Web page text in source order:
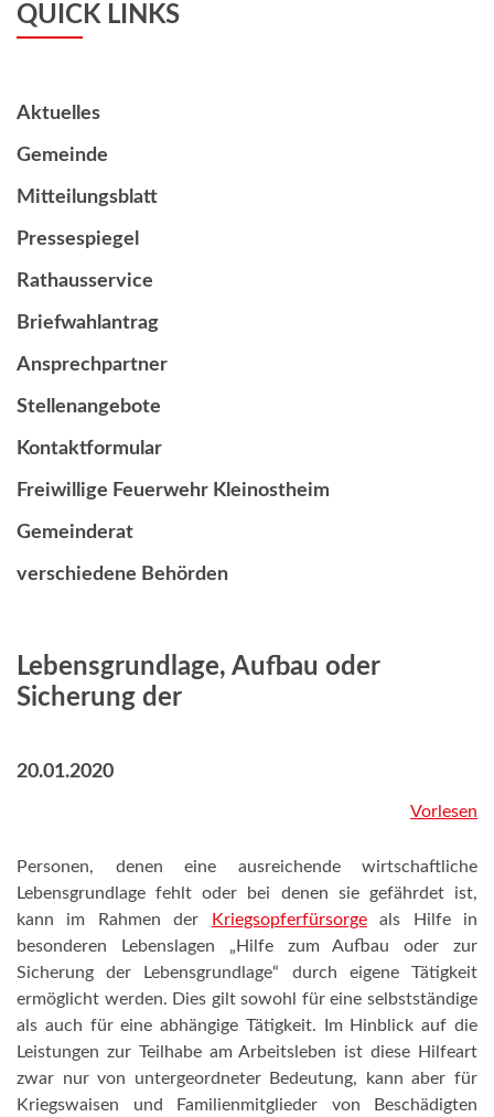
QUICK LINKS
Aktuelles
Gemeinde
Mitteilungsblatt
Pressespiegel
Rathausservice
Briefwahlantrag
Ansprechpartner
Stellenangebote
Kontaktformular
Freiwillige Feuerwehr Kleinostheim
Gemeinderat
verschiedene Behörden
Lebensgrundlage, Aufbau oder
Sicherung der
20.01.2020
Vorlesen
Personen, denen eine ausreichende wirtschaftliche
Lebensgrundlage fehlt oder bei denen sie gefährdet ist,
kann im Rahmen der
Kriegsopferfürsorgeals Hilfe in
besonderen Lebenslagen „Hilfe zum Aufbau oder zur
Sicherung der Lebensgrundlage“ durch eigene Tätigkeit
ermöglicht werden. Dies gilt sowohl für eine selbstständige
als auch für eine abhängige Tätigkeit. Im Hinblick auf die
Leistungen zur Teilhabe am Arbeitsleben ist diese Hilfeart
zwar nur von untergeordneter Bedeutung, kann aber für
Kriegswaisen und Familienmitglieder von Beschädigten